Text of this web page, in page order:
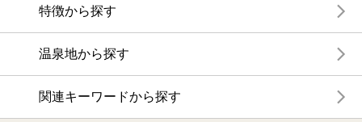
特徴から探す
温泉地から探す
関連キーワードから探す